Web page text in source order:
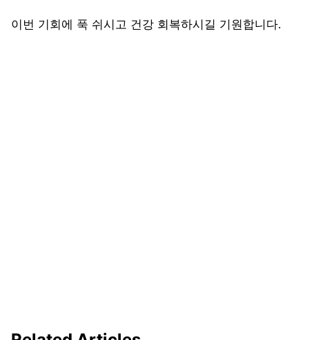
이번 기회에 푹 쉬시고 건강 회복하시길 기원합니다.